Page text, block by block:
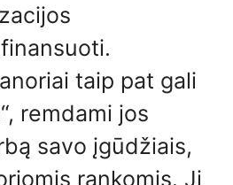
taip pat gali
remdami jos
savo įgūdžiais,
rankomis. Ji